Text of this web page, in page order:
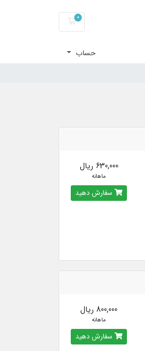
0
حساب
630,000 ریال
ماهانه
سفارش دهید
800,000 ریال
ماهانه
سفارش دهید